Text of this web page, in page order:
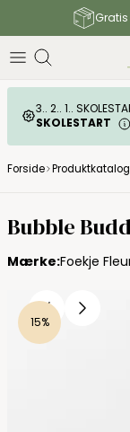
3.. 2.. 1..
SKOLESTART
Forside Produktkatalog
Bubble
Mærke:Foekje
15%